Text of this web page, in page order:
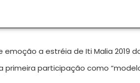
emoção a estréia de Iti Malia 2019
primeira participação como